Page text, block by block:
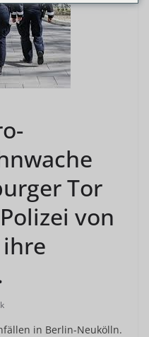
Tor
von
in Berlin-Neukölln.